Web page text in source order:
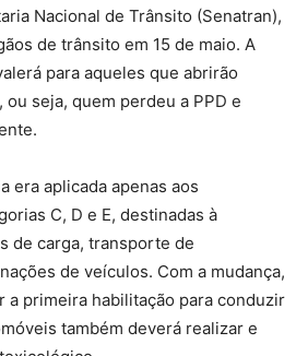
Nacional de Trânsito (Senatran),
de trânsito em 15 de maio. A
para aqueles que abrirão
seja, quem perdeu a PPD e
era aplicada apenas aos
C, D e E, destinadas à
de carga, transporte de
de veículos. Com a mudança,
a primeira habilitação para conduzir
também deverá realizar e